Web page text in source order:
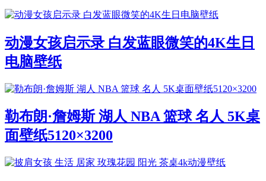
动漫女孩启示录 白发蓝眼微笑的4K生日
电脑壁纸
勒布朗·詹姆斯 湖人 NBA 篮球 名人 5K桌
面壁纸5120×3200